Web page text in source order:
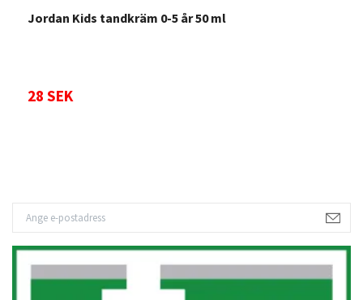
Jordan Kids tandkräm 0-5 år 50 ml
28 SEK